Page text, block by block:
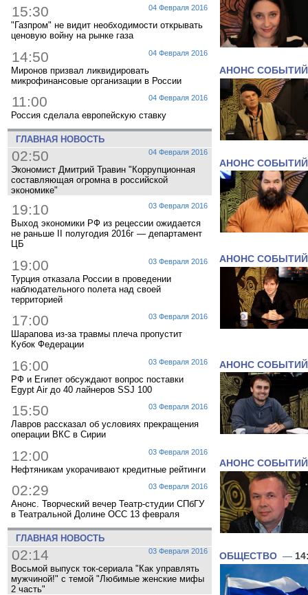
04 Февраля 2016
15:30
"Газпром" не видит необходимости открывать
ценовую войну на рынке газа
04 Февраля 2016
14:50
Миронов призвал ликвидировать
микрофинансовые организации в России
04 Февраля 2016
11:00
Россия сделала европейскую ставку
ГЛАВНАЯ НОВОСТЬ
04 Февраля 2016
02:50
Экономист Дмитрий Травин "Коррупционная
составляющая огромна в российской
экономике"
03 Февраля 2016
19:10
Выход экономики РФ из рецессии ожидается
не раньше II полугодия 2016г — департамент
ЦБ
03 Февраля 2016
19:00
Турция отказала России в проведении
наблюдательного полета над своей
территорией
03 Февраля 2016
17:00
Шарапова из-за травмы плеча пропустит
Кубок Федерации
03 Февраля 2016
16:00
РФ и Египет обсуждают вопрос поставки
Egypt Air до 40 лайнеров SSJ 100
03 Февраля 2016
15:50
Лавров рассказал об условиях прекращения
операции ВКС в Сирии
03 Февраля 2016
12:00
Нефтяникам укорачивают кредитные рейтинги
03 Февраля 2016
02:29
Анонс. Творческий вечер Театр-студии СПбГУ
в Театральной Долине ОСС 13 февраля
ГЛАВНАЯ НОВОСТЬ
03 Февраля 2016
02:14
Восьмой выпуск ток-сериала "Как управлять
мужчиной!" с темой "Любимые женские мифы
2 часть"
АНОНС СОБЫТИЙ
АНОНС СОБЫТИЙ
АНОНС СОБЫТИЙ
АНОНС СОБЫТИЙ
АНОНС СОБЫТИЙ
ОБЩЕСТВО —